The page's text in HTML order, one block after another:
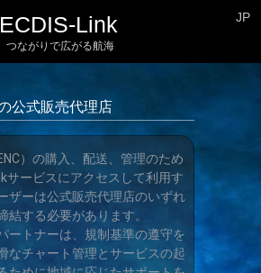
JP
つながりで広がる航海
ECDIS-Link
公式販売代理店
）の購入、配送、管理のため
サービスにアクセスして利用す
ザーは公式販売代理店のいずれ
結する必要があります。
ートナーは、規制基準の遵守を
なチャート管理とサービスの起